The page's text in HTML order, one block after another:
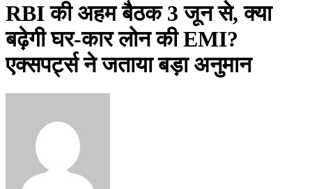
RBI की अहम बैठक 3 जून से, क्या
बढ़ेगी घर-कार लोन की EMI?
एक्सपर्ट्स ने जताया बड़ा अनुमान